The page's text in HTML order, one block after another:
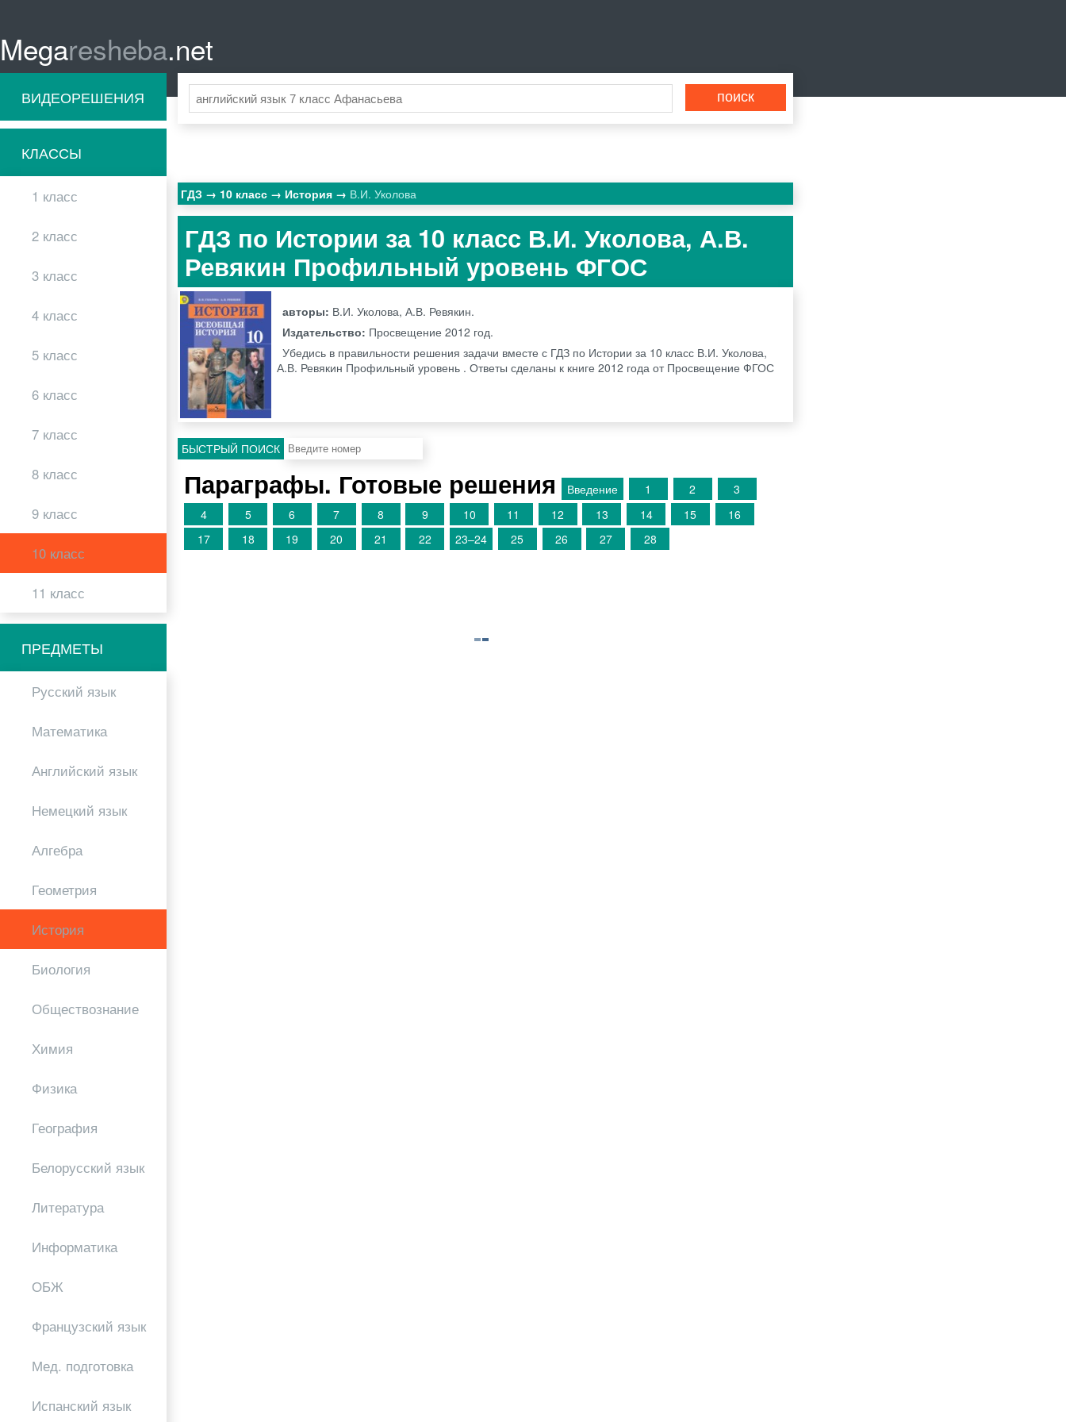
Megaresheba.net
ВИДЕОРЕШЕНИЯ
КЛАССЫ
1 класс
2 класс
3 класс
4 класс
5 класс
6 класс
7 класс
8 класс
9 класс
10 класс
11 класс
ПРЕДМЕТЫ
Русский язык
Математика
Английский язык
Немецкий язык
Алгебра
Геометрия
История
Биология
Обществознание
Химия
Физика
География
Белорусский язык
Литература
Информатика
ОБЖ
Французский язык
Мед. подготовка
Испанский язык
ГДЗ 10 класс История В.И. Уколова
ГДЗ по Истории за 10 класс В.И. Уколова, А.В.
Ревякин Профильный уровень ФГОС
авторы: В.И. Уколова, А.В. Ревякин.
Издательство: Просвещение 2012 год.
Убедись в правильности решения задачи вместе с ГДЗ по Истории за 10 класс В.И. Уколова,
А.В. Ревякин Профильный уровень . Ответы сделаны к книге 2012 года от Просвещение ФГОС
БЫСТРЫЙ ПОИСК
Параграфы. Готовые решения Введение 1 2
3
4
5 6 7 8 9 10 11 12 13 14 15
16
17
18 19 20 21 22 23–24 25 26 27 28